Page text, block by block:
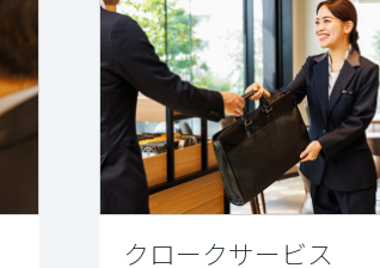
クロークサービス